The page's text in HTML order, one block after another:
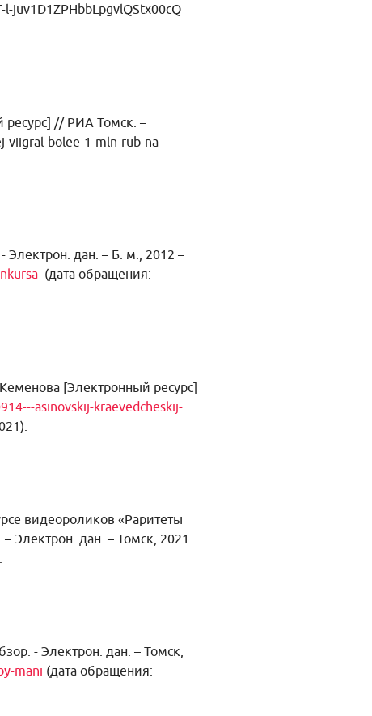
juv1D1ZPHbbLpgvlQStx00cQ
ресурс] // РИА Томск. –
viigral-bolee-1-mln-rub-na-
Электрон. дан. – Б. м., 2012 –
(дата обращения:
[Электронный ресурс]
asinovskij-kraevedcheskij-
видеороликов «Раритеты
–Электрон. дан. – Томск, 2021.
- Электрон. дан. – Томск,
mani (дата обращения: